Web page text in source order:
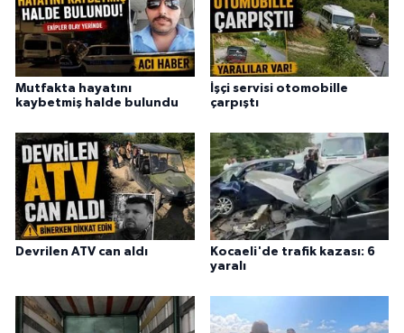
Mutfakta hayatını
kaybetmiş halde bulundu
İşçi servisi otomobille
çarpıştı
Devrilen ATV can aldı
Kocaeli'de trafik kazası: 6
yaralı